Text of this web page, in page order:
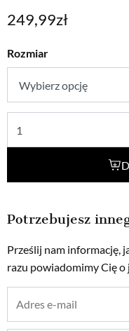
249,99zł
Rozmiar
Potrzebujesz
Prześlij nam informację,
razu powiadomimy Cię o